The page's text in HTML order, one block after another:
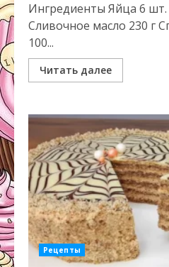
Ингредиенты Яйца 6 шт.
Сливочное масло 230 г
100...
Читать далее
Рецепты